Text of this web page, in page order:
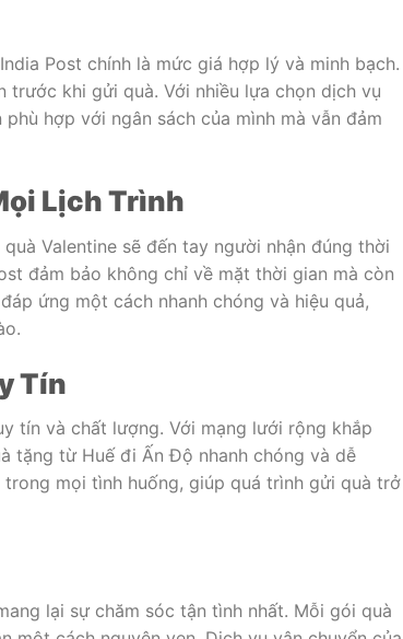
Post chính là mức giá hợp lý và minh bạch.
trước khi gửi quà. Với nhiều lựa chọn dịch vụ
hợp với ngân sách của mình mà vẫn đảm
Lịch Trình
Valentine sẽ đến tay người nhận đúng thời
đảm bảo không chỉ về mặt thời gian mà còn
ứng một cách nhanh chóng và hiệu quả,
Tín
tín và chất lượng. Với mạng lưới rộng khắp
tặng từ Huế đi Ấn Độ nhanh chóng và dễ
mọi tình huống, giúp quá trình gửi quà trở
lại sự chăm sóc tận tình nhất. Mỗi gói quà